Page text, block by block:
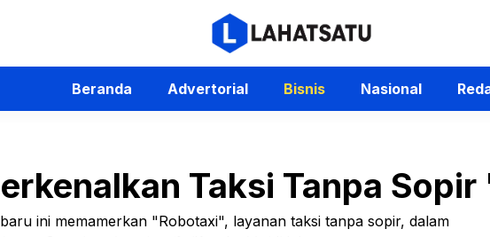
Beranda Advertorial Bisnis Nasional
Taksi Tanpa
ini memamerkan "Robotaxi", layanan taksi tanpa sopir, dalam